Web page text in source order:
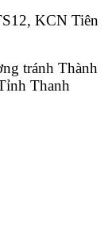
KCN Tiên
tránh Thành
Thanh